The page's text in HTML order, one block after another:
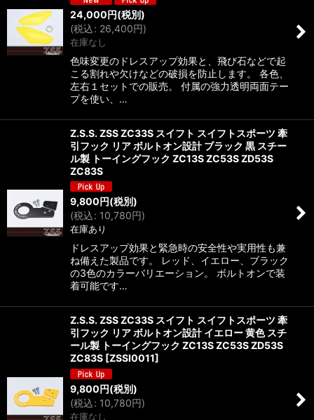
24,000円(税別)
(税込: 26,400円)
在庫なし
色味変更のドレスアップ効果と、飛び石などで起
こる割れや欠けなどの破損を防止します。 各色、
左右１セットでの販売。 付属の強力透明両面テー
プを使い、…
Z.S.S. ZSS ZC33S スイフト スイフトスポーツ 牽
引フック リア ボルトオン設計 ブラック 黒 スチー
ル製 トーイングフック ZC13S ZC53S ZD53S
ZC83S
9,800 円(税別)
(税込: 10,780円)
在庫あり
ドレスアップ効果と緊急時の安全性や実用性も兼
ね備えた製品です。 レッド、イエロー、ブラック
の3色のカラーバリエーション。 ボルトオンで装
着可能です…
Z.S.S. ZSS ZC33S スイフト スイフトスポーツ 牽
引フック リア ボルトオン設計 イエロー 黄色 スチ
ール製 トーイングフック ZC13S ZC53S ZD53S
ZC83S [ZSSI0011]
9,800円(税別)
(税込: 10,780円)
在庫なし